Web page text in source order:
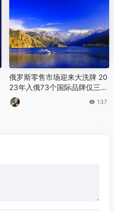
俄罗斯零售市场迎来大洗牌 20
23年入俄73个国际品牌仅三成
站稳脚跟
137